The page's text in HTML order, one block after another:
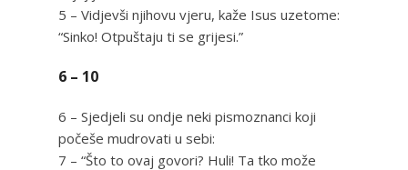
5 – Vidjevši njihovu vjeru, kaže Isus uzetome:
“Sinko! Otpuštaju ti se grijesi.”
6 – 10
6 – Sjedjeli su ondje neki pismoznanci koji
počeše mudrovati u sebi:
7 – “Što to ovaj govori? Huli! Ta tko može